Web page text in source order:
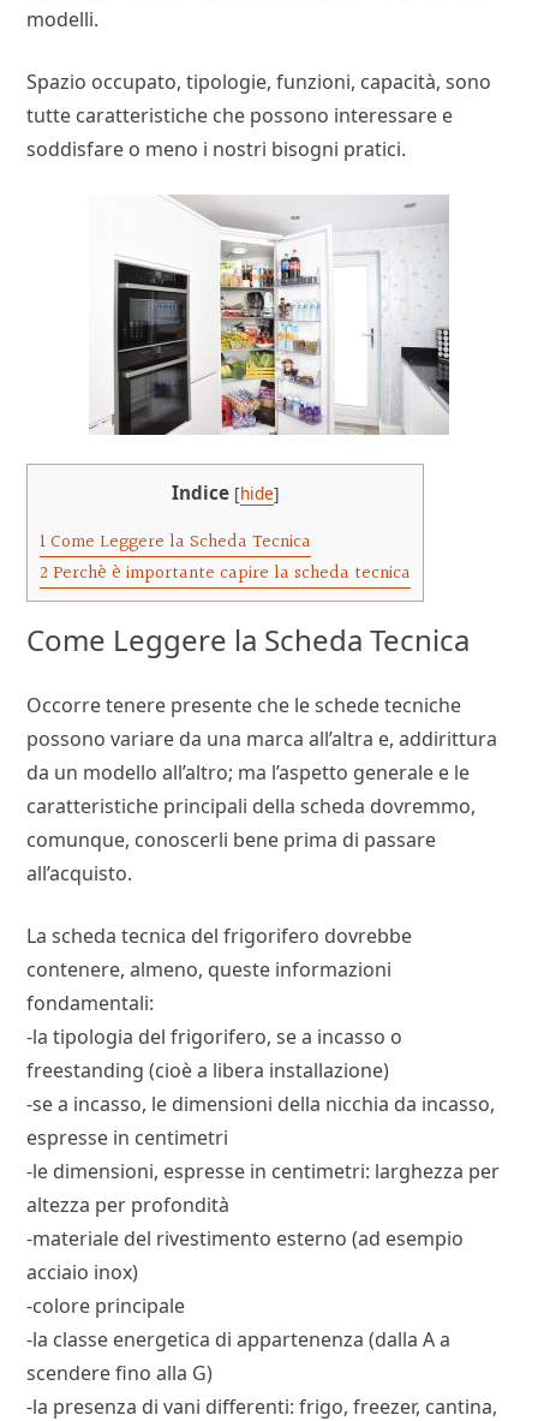
modelli.
Spazio occupato, tipologie, funzioni, capacità, sono
tutte caratteristiche che possono interessare e
soddisfare o meno i nostri bisogni pratici.
Indice [hide]
1Come Leggere la Scheda Tecnica
2 Perchè è importante capire la scheda tecnica
Come Leggere la Scheda Tecnica
Occorre tenere presente che le schede tecniche
possono variare da una marca all’altra e, addirittura
da un modello all’altro; ma l’aspetto generale e le
caratteristiche principali della scheda dovremmo,
comunque, conoscerli bene prima di passare
all’acquisto.
La scheda tecnica del frigorifero dovrebbe
contenere, almeno, queste informazioni
fondamentali:
-la tipologia del frigorifero, se a incasso o
freestanding (cioè a libera installazione)
-se a incasso, le dimensioni della nicchia da incasso,
espresse in centimetri
-le dimensioni, espresse in centimetri: larghezza per
altezza per profondità
-materiale del rivestimento esterno (ad esempio
acciaio inox)
-colore principale
-la classe energetica di appartenenza (dalla A a
scendere fino alla G)
-la presenza di vani differenti: frigo, freezer, cantina,